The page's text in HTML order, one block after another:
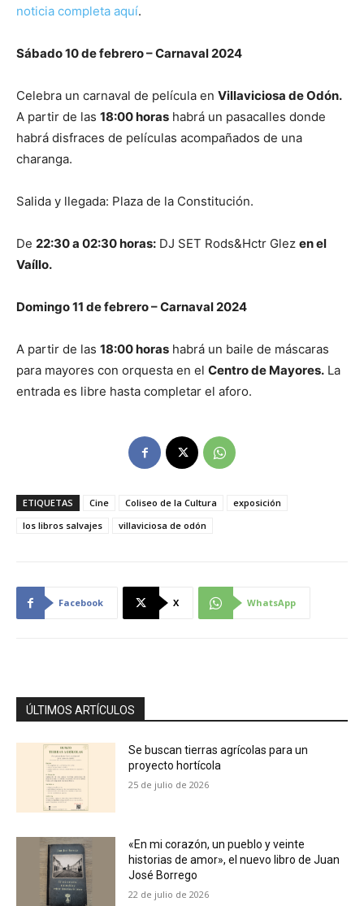
noticia completa aquí.
Sábado 10 de febrero – Carnaval 2024
Celebra un carnaval de película en Villaviciosa de Odón.
A partir de las 18:00 horas habrá un pasacalles donde
habrá disfraces de películas acompañados de una
charanga.
Salida y llegada: Plaza de la Constitución.
De 22:30 a 02:30 horas: DJ SET Rods&Hctr Glez en el
Vaíllo.
Domingo 11 de febrero – Carnaval 2024
A partir de las 18:00 horas habrá un baile de máscaras
para mayores con orquesta en el Centro de Mayores. La
entrada es libre hasta completar el aforo.
ETIQUETAS Cine Coliseo de la Cultura
exposición
los libros salvajes
villaviciosa de odón
Facebook X WhatsApp
ÚLTIMOS ARTÍCULOS
Se buscan tierras agrícolas para un
proyecto hortícola
25 de julio de 2026
«En mi corazón, un pueblo y veinte
historias de amor», el nuevo libro de Juan
José Borrego
22 de julio de 2026